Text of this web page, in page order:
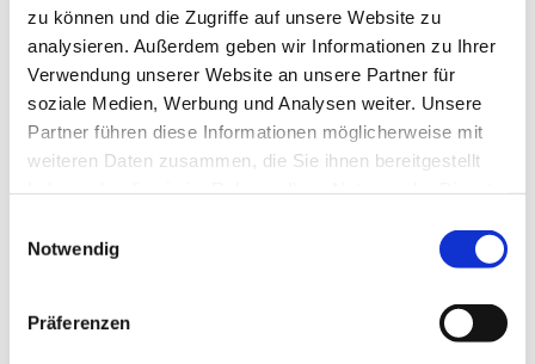
zu können und die Zugriffe auf unsere Website zu
analysieren. Außerdem geben wir Informationen zu Ihrer
Verwendung unserer Website an unsere Partner für
soziale Medien, Werbung und Analysen weiter. Unsere
Partner führen diese Informationen möglicherweise mit
weiteren Daten zusammen, die Sie ihnen bereitgestellt
Notwendig
Präferenzen
Freitag, 1. Januar 2027, 17:00 - 19:30
Uhr
Rothenuffeln - Gemeindehaus,
Bäckerstraße 40, 32479 Hille